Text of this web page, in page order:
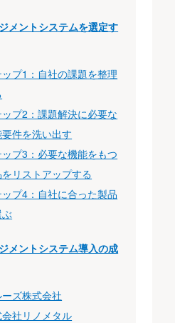
メントシステムを選定す
ップ1：自社の課題を整理
ップ2：課題解決に必要な
件を洗い出す
ップ3：必要な機能をもつ
リストアップする
ップ4：自社に合った製品
メントシステム導入の成
ズ株式会社
社リノメタル